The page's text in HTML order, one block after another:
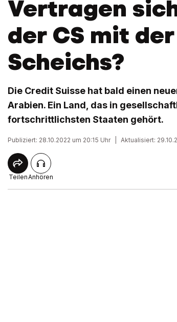
Vertragen
der CS mit
Scheichs?
Die Credit Suisse hat bald einen
Arabien. Ein Land, das in
fortschrittlichsten Staaten gehört.
Publiziert: 28.10.2022 um 20:15 Uhr Aktualisiert:
TeilenAnhören